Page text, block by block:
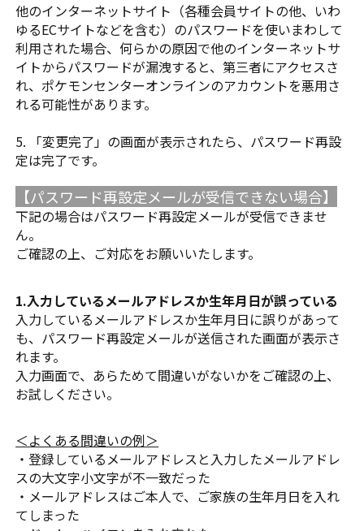
他のインターネットサイト（各種会員サイトの他、いわ
ゆるECサイトなどを含む）のパスワードを使いまわして
利用された場合、何らかの原因で他のインターネットサ
イトからパスワードが漏洩すると、第三者にアクセスさ
れ、ポケモンセンターオンラインのアカウントを悪用さ
れる可能性があります。
5. 「変更完了」の画面が表示されたら、パスワード再設
定は完了です。
【パスワード再設定メールが受信できない場合】
下記の場合はパスワード再設定メールが受信できませ
ん。
ご確認の上、ご対応をお願いいたします。
1.入力しているメールアドレスか生年月日が誤っている
入力しているメールアドレスか生年月日に誤りがあって
も、パスワード再設定メールが送信された画面が表示さ
れます。
入力画面で、あらためて間違いがないかをご確認の上、
お試しください。
＜よくある間違いの例＞
・登録しているメールアドレスと入力したメールアドレ
スの大文字小文字が不一致だった
・メールアドレスはご本人で、ご家族の生年月日を入れ
てしまった